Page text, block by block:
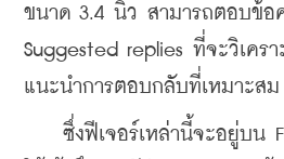
ขนาด 3.4 นิ้ว สามารถตอบข้อ
Suggested replies ที่จะวิเคร
แนะนำการตอบกลับที่เหมาะสม
ซึ่งฟีเจอร์เหล่านี้จะอยู่บน